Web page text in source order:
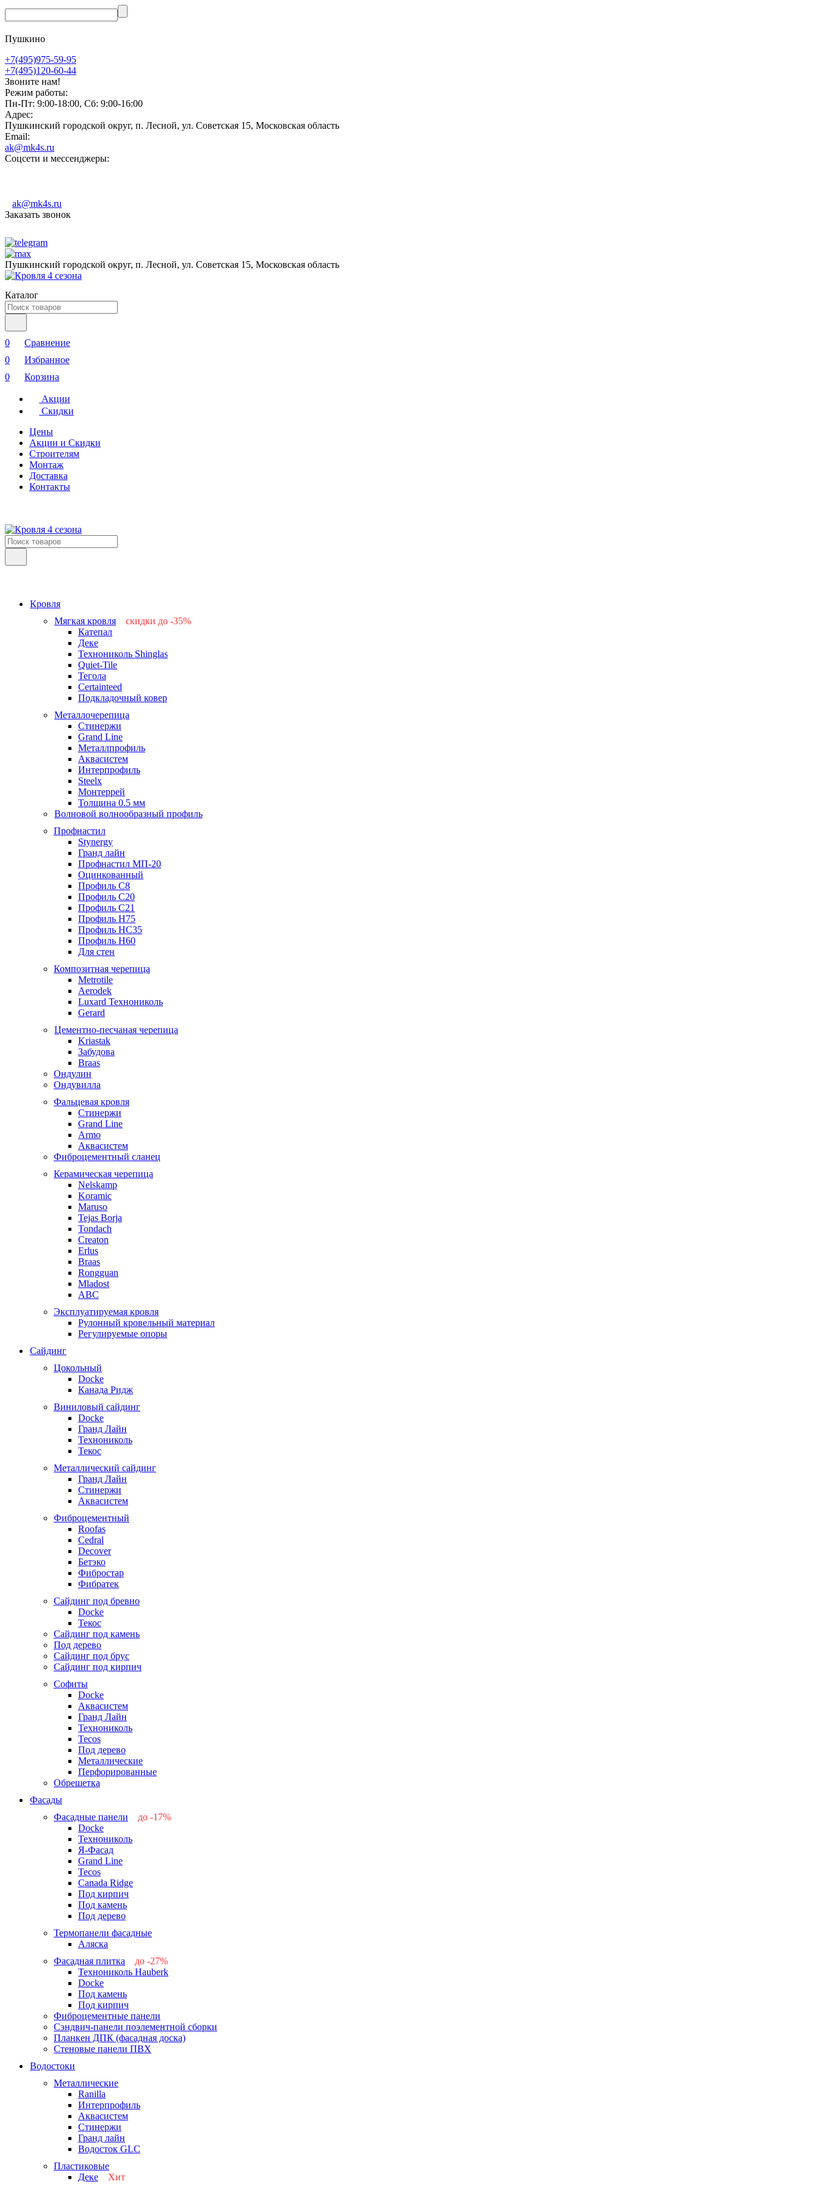
Пушкино
+7(495)975-59-95
+7(495)120-60-44
Звоните нам!
Режим работы:
Пн-Пт: 9:00-18:00, Сб: 9:00-16:00
Адрес:
Пушкинский городской округ, п. Лесной, ул. Советская 15, Московская область
Email:
ak@mk4s.ru
Соцсети и мессенджеры:
ak@mk4s.ru
Заказать звонок
Пушкинский городской округ, п. Лесной, ул. Советская 15, Московская область
Каталог
0
Сравнение
0
Избранное
0
Корзина
Акции
Скидки
Цены
Акции и Скидки
Строителям
Монтаж
Доставка
Контакты
Кровля
Мягкая кровля
скидки до -35%
Катепал
Деке
Технониколь Shinglas
Quiet-Tile
Тегола
Certainteed
Подкладочный ковер
Металлочерепица
Стинержи
Grand Line
Металлпрофиль
Аквасистем
Интерпрофиль
Steelx
Монтеррей
Толщина 0.5 мм
Волновой волнообразный профиль
Профнастил
Stynergy
Гранд лайн
Профнастил МП-20
Оцинкованный
Профиль С8
Профиль С20
Профиль С21
Профиль Н75
Профиль НС35
Профиль Н60
Для стен
Композитная черепица
Metrotile
Aerodek
Luxard Технониколь
Gerard
Цементно-песчаная черепица
Kriastak
Забудова
Braas
Ондулин
Ондувилла
Фальцевая кровля
Стинержи
Grand Line
Armo
Аквасистем
Фиброцементный сланец
Керамическая черепица
Nelskamp
Koramic
Maruso
Tejas Borja
Tondach
Creaton
Erlus
Braas
Rongguan
Mladost
ABC
Эксплуатируемая кровля
Рулонный кровельный материал
Регулируемые опоры
Сайдинг
Цокольный
Docke
Канада Ридж
Виниловый сайдинг
Docke
Гранд Лайн
Технониколь
Текос
Металлический сайдинг
Гранд Лайн
Стинержи
Аквасистем
Фиброцементный
Roofas
Cedral
Decover
Бетэко
Фибростар
Фибратек
Сайдинг под бревно
Docke
Текос
Сайдинг под камень
Под дерево
Сайдинг под брус
Сайдинг под кирпич
Софиты
Docke
Аквасистем
Гранд Лайн
Технониколь
Tecos
Под дерево
Металлические
Перфорированные
Обрешетка
Фасады
Фасадные панели
до -17%
Docke
Технониколь
Я-Фасад
Grand Line
Tecos
Canada Ridge
Под кирпич
Под камень
Под дерево
Термопанели фасадные
Аляска
Фасадная плитка
до -27%
Технониколь Hauberk
Docke
Под камень
Под кирпич
Фиброцементные панели
Сэндвич-панели поэлементной сборки
Планкен ДПК (фасадная доска)
Стеновые панели ПВХ
Водостоки
Металлические
Ranilla
Интерпрофиль
Аквасистем
Стинержи
Гранд лайн
Водосток GLC
Пластиковые
Деке
Хит